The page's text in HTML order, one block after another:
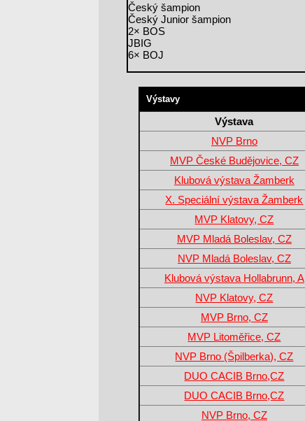
Český šampion
Český Junior šampion
2× BOS
JBIG
6× BOJ
Výstavy
Výstava
NVP Brno
MVP České Budějovice, CZ
Klubová výstava Žamberk
X. Speciální výstava Žamberk
MVP Klatovy, CZ
MVP Mladá Boleslav, CZ
NVP Mladá Boleslav, CZ
Klubová výstava Hollabrunn, A
NVP Klatovy, CZ
MVP Brno, CZ
MVP Litoměřice, CZ
NVP Brno (Špilberka), CZ
DUO CACIB Brno,CZ
DUO CACIB Brno,CZ
NVP Brno, CZ